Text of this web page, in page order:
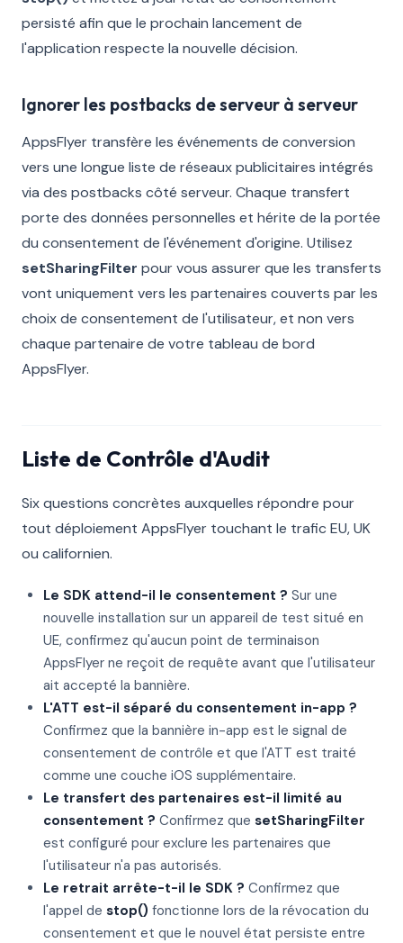
persisté afin que le prochain lancement de
l'application respecte la nouvelle décision.
Ignorer les postbacks de serveur à serveur
AppsFlyer transfère les événements de conversion
vers une longue liste de réseaux publicitaires intégrés
via des postbacks côté serveur. Chaque transfert
porte des données personnelles et hérite de la portée
du consentement de l'événement d'origine. Utilisez
setSharingFilter pour vous assurer que les transferts
vont uniquement vers les partenaires couverts par les
choix de consentement de l'utilisateur, et non vers
chaque partenaire de votre tableau de bord
AppsFlyer.
Liste de Contrôle d'Audit
Six questions concrètes auxquelles répondre pour
tout déploiement AppsFlyer touchant le trafic EU, UK
ou californien.
Le SDK attend-il le consentement ? Sur une
nouvelle installation sur un appareil de test situé en
UE, confirmez qu'aucun point de terminaison
AppsFlyer ne reçoit de requête avant que l'utilisateur
ait accepté la bannière.
L'ATT est-il séparé du consentement in-app ?
Confirmez que la bannière in-app est le signal de
consentement de contrôle et que l'ATT est traité
comme une couche iOS supplémentaire.
Le transfert des partenaires est-il limité au
consentement ? Confirmez que setSharingFilter
est configuré pour exclure les partenaires que
l'utilisateur n'a pas autorisés.
Le retrait arrête-t-il le SDK ? Confirmez que
l'appel de stop() fonctionne lors de la révocation du
consentement et que le nouvel état persiste entre